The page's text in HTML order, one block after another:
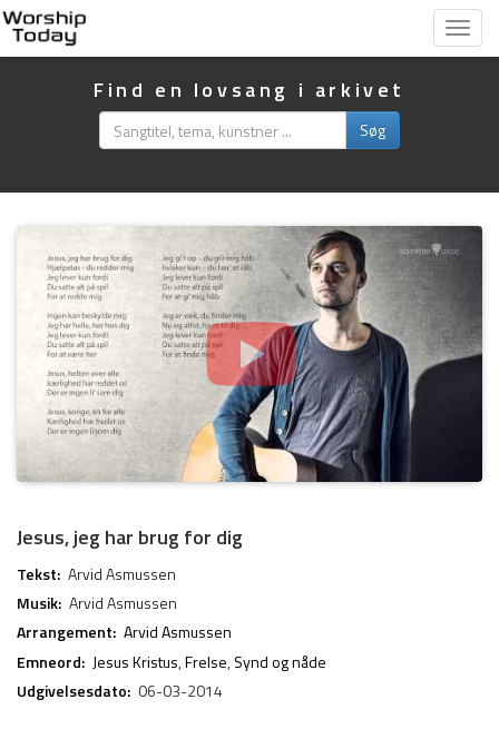
Vis
Find en lovsang i arkivet
Søg
Jesus, jeg har brug for dig
Tekst: Arvid Asmussen
Musik: Arvid Asmussen
Arrangement: Arvid Asmussen
Emneord: Jesus Kristus,Frelse,Synd og nåde
Udgivelsesdato: 06-03-2014